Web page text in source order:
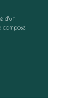
d'un
compose